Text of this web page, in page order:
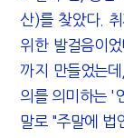
산)를 찾았다.
위한 발걸음이
까지 만들었는
의를 의미하는 '
말로 "주말에 법